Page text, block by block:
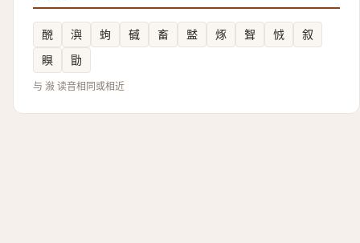
䣴 㵰 蚼 㦽 畜 盢 烼 聟 㤜
叙
瞁
勖
与 潊 读音相同或相近